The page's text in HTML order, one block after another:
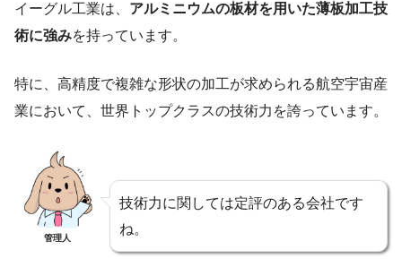
イーグル工業は、 アルミニウムの板材を用いた薄板加工技
術に強みを持っています。
特に、高精度で複雑な形状の加工が求められる航空宇宙産
業において、世界トップクラスの技術力を誇っています。
管理人
技術力に関しては定評のある会社です
ね。